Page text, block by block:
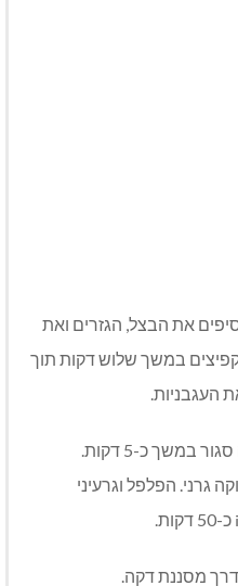
את הבצל, הגזרים ואת
במשך שלוש דקות תוך
העגבניות.
ממליחים מעט ומבשלים במכסה סגור במשך כ-5 דקות.
גרני. הפלפל וגרעיני
מסננת דקה.